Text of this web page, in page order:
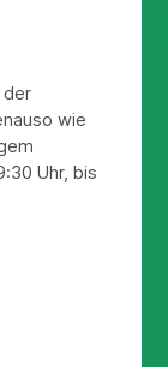
der
wie
Uhr, bis